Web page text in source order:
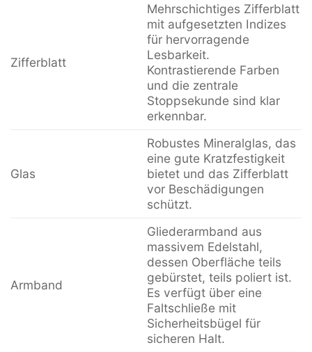
Zifferblatt
Mehrschichtiges Zifferblatt
mit aufgesetzten Indizes
für hervorragende
Lesbarkeit.
Kontrastierende Farben
und die zentrale
Stoppsekunde sind klar
erkennbar.
Glas
Robustes Mineralglas, das
eine gute Kratzfestigkeit
bietet und das Zifferblatt
vor Beschädigungen
schützt.
Armband
Gliederarmband aus
massivem Edelstahl,
dessen Oberfläche teils
gebürstet, teils poliert ist.
Es verfügt über eine
Faltschließe mit
Sicherheitsbügel für
sicheren Halt.